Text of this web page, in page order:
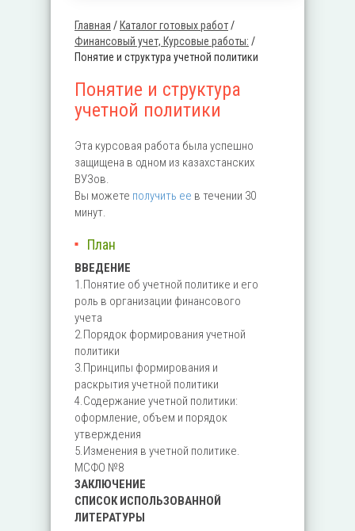
Вы здесь
Главная / Каталог готовых работ/
Финансовый учет, Курсовые работы: /
Понятие и структура учетной политики
Понятие и структура
учетной политики
Эта курсовая работа была успешно
защищена в одном из казахстанских
ВУЗов.
Вы можете получить ее в течении 30
минут.
План
ВВЕДЕНИЕ
1.Понятие об учетной политике и его
роль в организации финансового
учета
2.Порядок формирования учетной
политики
3.Принципы формирования и
раскрытия учетной политики
4.Содержание учетной политики:
оформление, объем и порядок
утверждения
5.Изменения в учетной политике.
МСФО №8
ЗАКЛЮЧЕНИЕ
СПИСОК ИСПОЛЬЗОВАННОЙ
ЛИТЕРАТУРЫ